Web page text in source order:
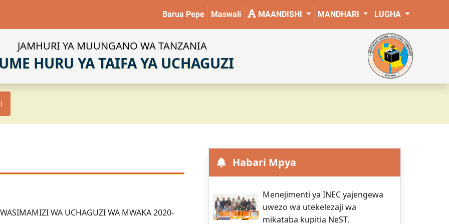
LUGHA
MANDHARI
MAANDISHI
Maswali
Barua Pepe
JAMHURI YA MUUNGANO WA TANZANIA
HURU YA TAIFA YA UCHAGUZI
WA UCHAGUZI WA MWAKA 2020-
Habari Mpya
Menejimenti ya INEC yajengewa
uwezo wa utekelezaji wa
mikataba kupitia NeST.